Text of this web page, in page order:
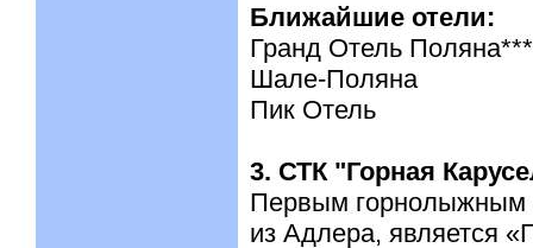
Ближайшие отели:
Гранд Отель
Шале-Поляна
Пик Отель
3. СТК "Горная
Первым горнолыжным
из Адлера, является